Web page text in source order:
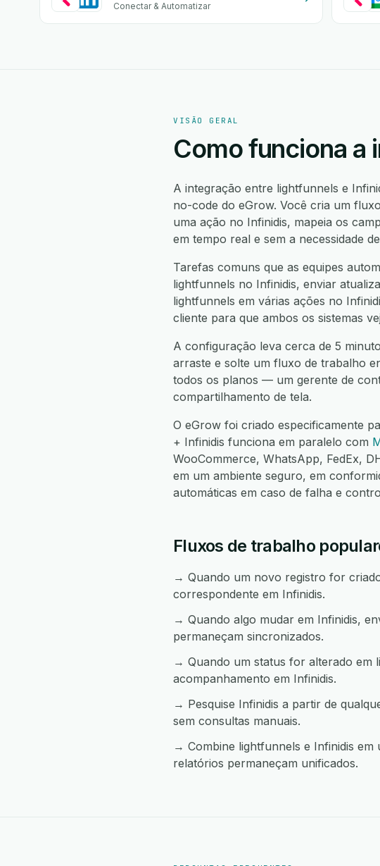
Conectar & Automatizar
VISÃO GERAL
Como funciona a
A integração entre lightfunnels e
no-code do eGrow. Você cria um
uma ação no Infinidis, mapeia os
em tempo real e sem a necessidade
Tarefas comuns que as equipes
lightfunnels no Infinidis, enviar
lightfunnels em várias ações no
cliente para que ambos os sistemas
A configuração leva cerca de 5
arraste e solte um fluxo de trabalho
todos os planos — um gerente de
compartilhamento de tela.
O eGrow foi criado especificamente
+ Infinidis funciona em paralelo com
WooCommerce, WhatsApp, FedEx,
em um ambiente seguro, em
automáticas em caso de falha e
Fluxos de trabalho
→ Quando um novo registro for
correspondente em Infinidis.
→ Quando algo mudar em Infinidis,
permaneçam sincronizados.
→ Quando um status for alterado em
acompanhamento em Infinidis.
→ Pesquise Infinidis a partir de
sem consultas manuais.
→ Combine lightfunnels e Infinidis em
relatórios permaneçam unificados.